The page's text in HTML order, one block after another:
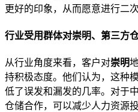
更好的印象，从而愿意进行二次
行业受用群体对崇明、第三方
从行业角度来看，客户对崇明
持积极态度。他们认为，这种
低了误发和漏发的几率。对于
仓储合作，可以减少人力资源